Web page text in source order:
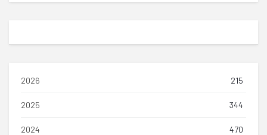
2026 215
2025 344
2024 470